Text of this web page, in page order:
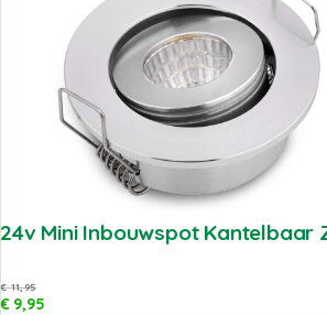
24v Mini Inbouwspot Kantelbaar
€11,95
€9,95